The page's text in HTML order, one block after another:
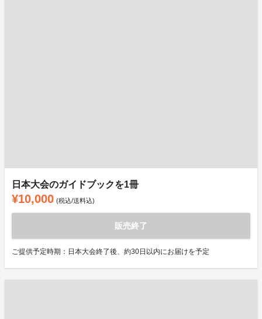
日本大会のガイドブックを1冊
¥10,000 (税込/送料込)
販売終了
ご提供予定時期：日本大会終了後、約30日以内にお届けを予定